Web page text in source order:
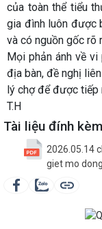
của toàn thể tiểu
gia đình luôn được
và có nguồn gốc rõ
Mọi phản ánh về
địa bàn, đề nghị
lý chợ để được tiếp
T.H
Tài liệu đính kèm
2026.05.14
giet mo